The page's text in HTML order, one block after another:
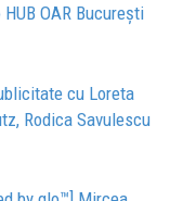
OAR București
cu Loreta
Rodica Savulescu